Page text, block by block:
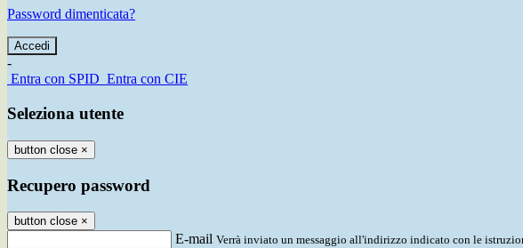
Password dimenticata?
-
Entra con SPID Entra con CIE
Seleziona utente
button close ×
Recupero password
button close ×
E-mail Verrà inviato un messaggio all'indirizzo indicato con le